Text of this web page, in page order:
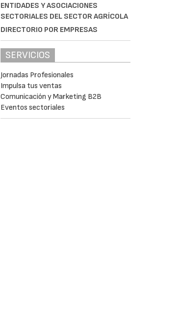
ENTIDADES Y ASOCIACIONES
SECTORIALES DEL SECTOR AGRÍCOLA
DIRECTORIO POR EMPRESAS
SERVICIOS
Jornadas Profesionales
Impulsa tus ventas
Comunicación y Marketing B2B
Eventos sectoriales